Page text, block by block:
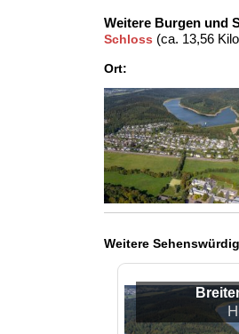
Weitere Burgen und
Schloss (ca. 13,56
Ort:
Weitere